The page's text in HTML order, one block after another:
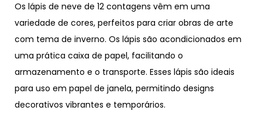
Os lápis de neve de 12 contagens vêm em uma
variedade de cores, perfeitos para criar obras de arte
com tema de inverno. Os lápis são acondicionados em
uma prática caixa de papel, facilitando o
armazenamento e o transporte. Esses lápis são ideais
para uso em papel de janela, permitindo designs
decorativos vibrantes e temporários.